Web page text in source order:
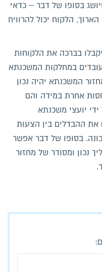
בסופו של דבר – כדאי
הלקוח יכול להרוויח
בברכה את הלקוחות
במחלקות המשכנתא
המשכנתא יהיה נכון
אחרת במידה והם
יועצי משכנתא
את ההבדלים בין הצעות
בסופו של דבר אפשר
נכון ומסודר של מחזור